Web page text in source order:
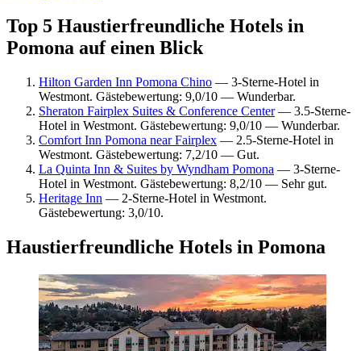
Top 5 Haustierfreundliche Hotels in
Pomona auf einen Blick
Hilton Garden Inn Pomona Chino — 3-Sterne-Hotel in
Westmont. Gästebewertung: 9,0/10 — Wunderbar.
Sheraton Fairplex Suites & Conference Center— 3.5-Sterne-
Hotel in Westmont. Gästebewertung: 9,0/10 — Wunderbar.
Comfort Inn Pomona near Fairplex — 2.5-Sterne-Hotel in
Westmont. Gästebewertung: 7,2/10 — Gut.
La Quinta Inn & Suites by Wyndham Pomona — 3-Sterne-
Hotel in Westmont. Gästebewertung: 8,2/10 — Sehr gut.
Heritage Inn — 2-Sterne-Hotel in Westmont.
Gästebewertung: 3,0/10.
Haustierfreundliche Hotels in Pomona